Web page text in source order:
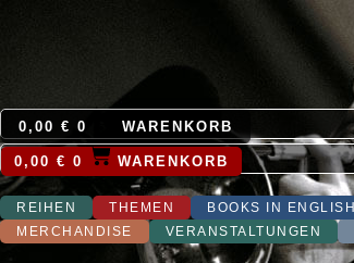
0,00 € 0 WARENKORB
0,00 € 0 WARENKORB
REIHEN THEMEN BOOKS IN ENGLISH
MERCHANDISE
VERANSTALTUNGEN